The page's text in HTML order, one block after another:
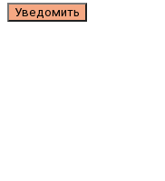
Уведомить